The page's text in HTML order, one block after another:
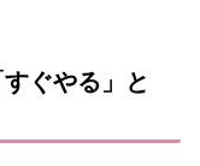
ぐやる」と